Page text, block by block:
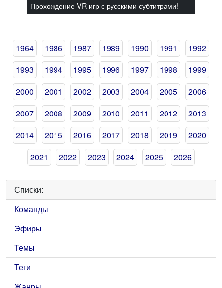
Прохождение VR игр с русскими субтитрами!
1964 1986 1987 1989 1990 1991
1992
1993
1994 1995 1996 1997 1998
1999
2000
2001 2002 2003 2004 2005
2006
2007
2008 2009 2010 2011 2012
2013
2014
2015 2016 2017 2018 2019
2020
2021
2022 2023 2024 2025 2026
Списки:
Команды
Эфиры
Темы
Теги